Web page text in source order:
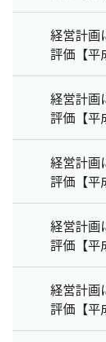
経営計画
評価【平
経営計画
評価【平
経営計画
評価【平
経営計画
評価【平
経営計画
評価【平